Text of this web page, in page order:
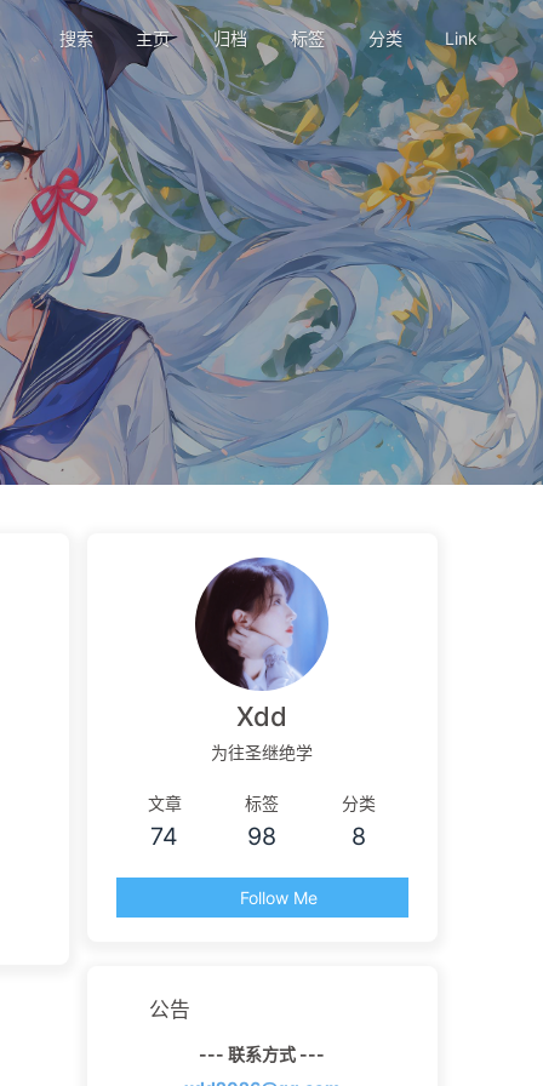
搜索 主页 归档 标签 分类 Link
Xdd
为往圣继绝学
文章
74
标签
98
分类
8
Follow Me
公告
--- 联系方式 ---